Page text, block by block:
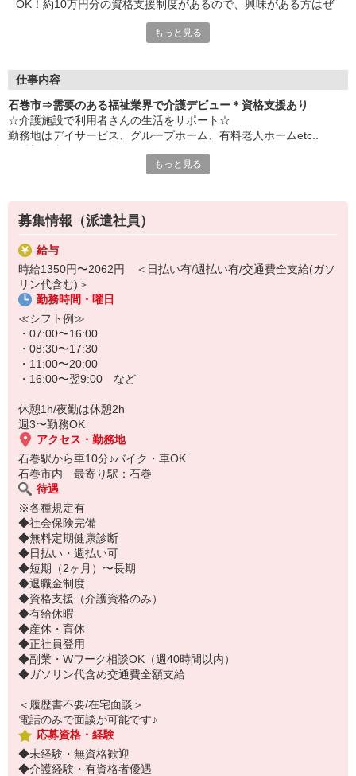
OK！約10万円分の資格支援制度があるので、興味がある方はぜ
もっと見る
仕事内容
石巻市⇒需要のある福祉業界で介護デビュー＊資格支援あり
☆介護施設で利用者さんの生活をサポート☆
勤務地はデイサービス、グループホーム、有料老人ホームetc..
▼お仕事内容
・食事介助、排泄介助、入浴介助
・見守り、声かけ、ベッドメイキングなどの日常支援
・介護記録の入力、申し送り など
「介護経験を積みたい」「人と関わることが好き」な方、オススメ
です！
初任者研修、実務者研修の資格が実質無料で取れます！
わからないことは先輩スタッフが丁寧に教えます◎
専任のコーディネーターもつくので安心してお仕事が始められます
よ(＾ ＾)
もっと見る
募集情報（派遣社員）
給与
時給1350円〜2062円 ＜日払い有/週払い有/交通費全支給(ガソ
リン代含む)＞
勤務時間・曜日
≪シフト例≫
・07:00〜16:00
・08:30〜17:30
・11:00〜20:00
・16:00〜翌9:00 など
休憩1h/夜勤は休憩2h
週3〜勤務OK
アクセス・勤務地
石巻駅から車10分♪バイク・車OK
石巻市内 最寄り駅：石巻
待遇
※各種規定有
◆社会保険完備
◆無料定期健康診断
◆日払い・週払い可
◆短期（2ヶ月）〜長期
◆退職金制度
◆資格支援（介護資格のみ）
◆有給休暇
◆産休・育休
◆正社員登用
◆副業・Wワーク相談OK（週40時間以内）
◆ガソリン代含め交通費全額支給
＜履歴書不要/在宅面談＞
電話のみで面談が可能です♪
応募資格・経験
◆未経験・無資格歓迎
◆介護経験・有資格者優遇